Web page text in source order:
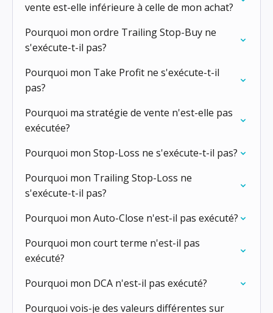
vente est-elle inférieure à celle de mon achat?
Pourquoi mon ordre Trailing Stop-Buy ne
s'exécute-t-il pas?
Pourquoi mon Take Profit ne s'exécute-t-il
pas?
Pourquoi ma stratégie de vente n'est-elle pas
exécutée?
Pourquoi mon Stop-Loss ne s'exécute-t-il pas?
Pourquoi mon Trailing Stop-Loss ne
s'exécute-t-il pas?
Pourquoi mon Auto-Close n'est-il pas exécuté?
Pourquoi mon court terme n'est-il pas
exécuté?
Pourquoi mon DCA n'est-il pas exécuté?
Pourquoi vois-je des valeurs différentes sur